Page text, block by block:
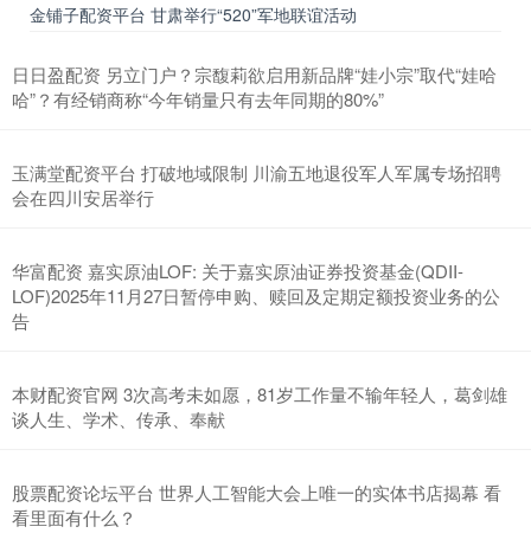
金铺子配资平台 甘肃举行“520”军地联谊活动
日日盈配资 另立门户？宗馥莉欲启用新品牌“娃小宗”取代“娃哈
哈”？有经销商称“今年销量只有去年同期的80%”
玉满堂配资平台 打破地域限制 川渝五地退役军人军属专场招聘
会在四川安居举行
华富配资 嘉实原油LOF: 关于嘉实原油证券投资基金(QDII-
LOF)2025年11月27日暂停申购、赎回及定期定额投资业务的公
告
本财配资官网 3次高考未如愿，81岁工作量不输年轻人，葛剑雄
谈人生、学术、传承、奉献
股票配资论坛平台 世界人工智能大会上唯一的实体书店揭幕 看
看里面有什么？